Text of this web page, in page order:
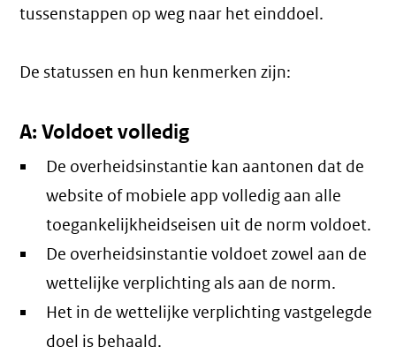
tussenstappen op weg naar het einddoel.
De statussen en hun kenmerken zijn:
A: Voldoet volledig
De overheidsinstantie kan aantonen dat de
website of mobiele app volledig aan alle
toegankelijkheidseisen uit de norm voldoet.
De overheidsinstantie voldoet zowel aan de
wettelijke verplichting als aan de norm.
Het in de wettelijke verplichting vastgelegde
doel is behaald.